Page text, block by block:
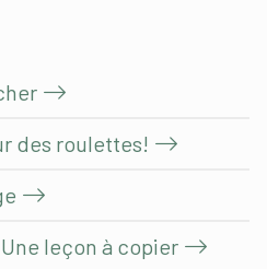
des roulettes!
leçon à copier